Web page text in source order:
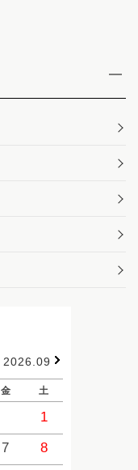
2026.09
金 土
1
7
8